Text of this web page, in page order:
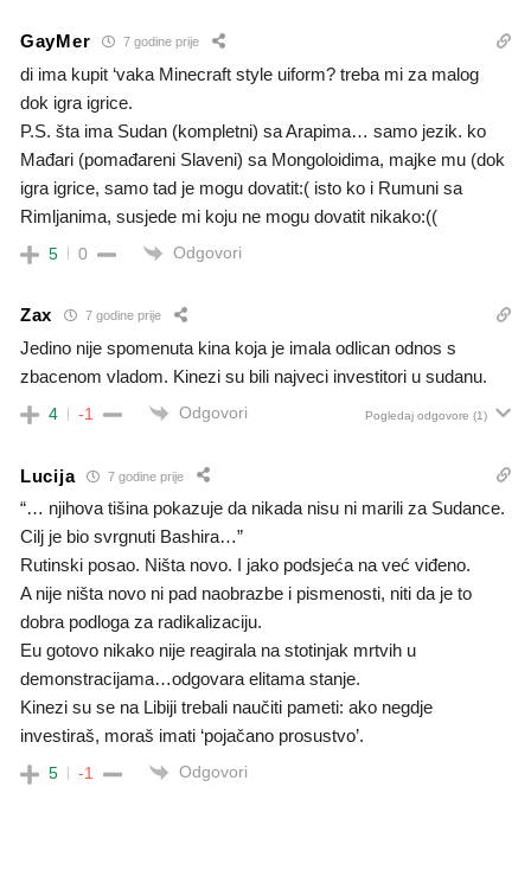
GayMer 7 godine prije
di ima kupit ‘vaka Minecraft style uiform? treba mi za malog
dok igra igrice.
P.S. šta ima Sudan (kompletni) sa Arapima… samo jezik. ko
Mađari (pomađareni Slaveni) sa Mongoloidima, majke mu (dok
igra igrice, samo tad je mogu dovatit:( isto ko i Rumuni sa
Rimljanima, susjede mi koju ne mogu dovatit nikako:((
5 0 Odgovori
Zax 7 godine prije
Jedino nije spomenuta kina koja je imala odlican odnos s
zbacenom vladom. Kinezi su bili najveci investitori u sudanu.
4 -1 Odgovori Pogledaj odgovore (1)
Lucija 7 godine prije
“… njihova tišina pokazuje da nikada nisu ni marili za Sudance.
Cilj je bio svrgnuti Bashira…”
Rutinski posao. Ništa novo. I jako podsjeća na već viđeno.
A nije ništa novo ni pad naobrazbe i pismenosti, niti da je to
dobra podloga za radikalizaciju.
Eu gotovo nikako nije reagirala na stotinjak mrtvih u
demonstracijama…odgovara elitama stanje.
Kinezi su se na Libiji trebali naučiti pameti: ako negdje
investiraš, moraš imati ‘pojačano prosustvo’.
5 -1 Odgovori